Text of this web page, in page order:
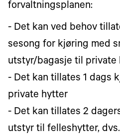
forvaltningsplanen:
- Det kan ved behov
sesong for kjøring med
utstyr/bagasje til private
- Det kan tillates 1 dags
private hytter
- Det kan tillates 2
utstyr til felleshytter,